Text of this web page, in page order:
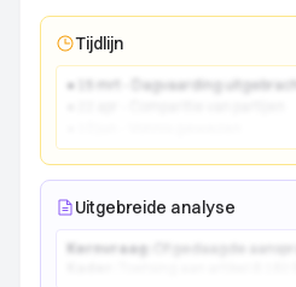
Tijdlijn
● 15 mrt - Dagvaarding uitgebracht
Uitgebreide analyse
Kernvraag: